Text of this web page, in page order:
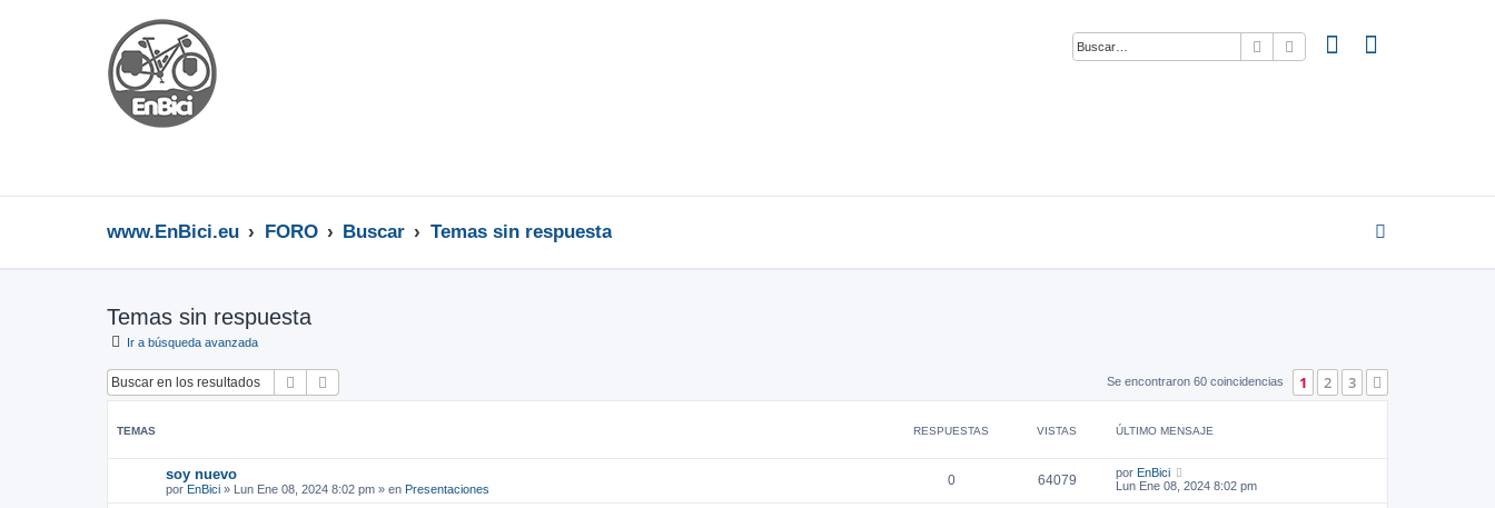
Buscar
www.EnBici.eu FORO Buscar Temas sin respuesta
Temas sin respuesta
Ir a búsqueda avanzada
Buscar Se encontraron 60 coincidencias 1 2 3
TEMAS RESPUESTAS VISTAS ÚLTIMO MENSAJE
soy nuevo
por EnBici » Lun Ene 08, 2024 8:02 pm » en Presentaciones
0 64079 por EnBici
Lun Ene 08, 2024 8:02 pm